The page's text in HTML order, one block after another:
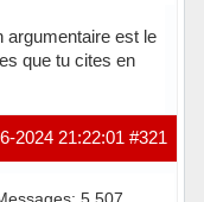
argumentaire est le
que tu cites en
#321
2024 21:22:01
5 507